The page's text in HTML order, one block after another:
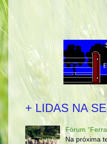
+ LIDAS NA
Fórum
Na próxima